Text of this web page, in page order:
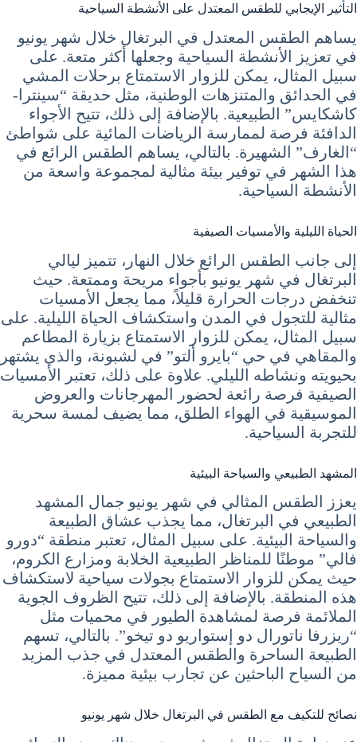
التأثير الإيجابي للطقس المعتدل على الأنشطة السياحية
يساهم الطقس المعتدل في البرتغال خلال شهر يونيو
في تعزيز الأنشطة السياحية وجعلها أكثر متعة. على
سبيل المثال، يمكن للزوار الاستمتاع برحلات المشي
في الحدائق والمتنزهات الوطنية، مثل حديقة “سينترا-
كاشكايس” الطبيعية. بالإضافة إلى ذلك، تتيح الأجواء
الدافئة فرصة لممارسة الرياضات المائية على شواطئ
“الغارف” الشهيرة. بالتالي، يساهم الطقس الرائع في
هذا الشهر في توفير بيئة مثالية لمجموعة واسعة من
الأنشطة السياحية.
الحياة الليلية والأمسيات الصيفية
إلى جانب الطقس الرائع خلال النهار، تتميز ليالي
البرتغال في شهر يونيو بأجواء مريحة وممتعة. حيث
تنخفض درجات الحرارة قليلاً، مما يجعل الأمسيات
مثالية للتجول في المدن واستكشاف الحياة الليلية. على
سبيل المثال، يمكن للزوار الاستمتاع بزيارة المطاعم
والمقاهي في حي “بايرو ألتو” في لشبونة، والذي يشتهر
بحيويته ونشاطه الليلي. علاوة على ذلك، تعتبر الأمسيات
الصيفية فرصة رائعة لحضور المهرجانات والعروض
الموسيقية في الهواء الطلق، مما يضيف لمسة سحرية
للتجربة السياحية.
المشهد الطبيعي والسياحة البيئية
يعزز الطقس المثالي في شهر يونيو جمال المشهد
الطبيعي في البرتغال، مما يجذب عشاق الطبيعة
والسياحة البيئية. على سبيل المثال، تعتبر منطقة “دورو
فالي” موطنًا للمناظر الطبيعية الخلابة ومزارع الكروم،
حيث يمكن للزوار الاستمتاع بجولات سياحية لاستكشاف
هذه المنطقة. بالإضافة إلى ذلك، تتيح الظروف الجوية
الملائمة فرصة لمشاهدة الطيور في محميات مثل
“ريزرفا ناتورال دو إستواريو دو تيخو”. بالتالي، تسهم
الطبيعة الساحرة والطقس المعتدل في جذب المزيد
من السياح الباحثين عن تجارب بيئية مميزة.
نصائح للتكيف مع الطقس في البرتغال خلال شهر يونيو